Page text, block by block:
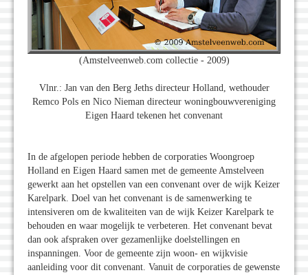
(Amstelveenweb.com collectie - 2009)
Vlnr.: Jan van den Berg Jeths directeur Holland, wethouder
Remco Pols en Nico Nieman directeur woningbouwvereniging
Eigen Haard tekenen het convenant
In de afgelopen periode hebben de corporaties Woongroep
Holland en Eigen Haard samen met de gemeente Amstelveen
gewerkt aan het opstellen van een convenant over de wijk Keizer
Karelpark. Doel van het convenant is de samenwerking te
intensiveren om de kwaliteiten van de wijk Keizer Karelpark te
behouden en waar mogelijk te verbeteren. Het convenant bevat
dan ook afspraken over gezamenlijke doelstellingen en
inspanningen. Voor de gemeente zijn woon- en wijkvisie
aanleiding voor dit convenant. Vanuit de corporaties de gewenste